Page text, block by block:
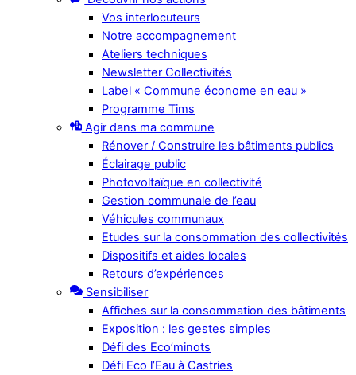
Vos interlocuteurs
Notre accompagnement
Ateliers techniques
Newsletter Collectivités
Label « Commune économe en eau »
Programme Tims
Agir dans ma commune
Rénover / Construire les bâtiments publics
Éclairage public
Photovoltaïque en collectivité
Gestion communale de l’eau
Véhicules communaux
Etudes sur la consommation des collectivités
Dispositifs et aides locales
Retours d’expériences
Sensibiliser
Affiches sur la consommation des bâtiments
Exposition : les gestes simples
Défi des Eco’minots
Défi Eco l’Eau à Castries